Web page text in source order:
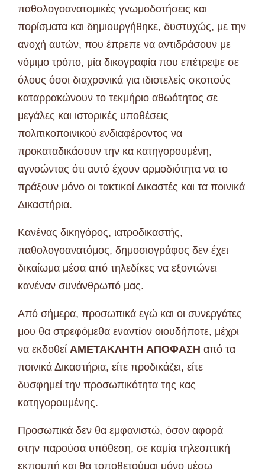
παθολογοανατομικές γνωμοδοτήσεις και
πορίσματα και δημιουργήθηκε, δυστυχώς, με την
ανοχή αυτών, που έπρεπε να αντιδράσουν με
νόμιμο τρόπο, μία δικογραφία που επέτρεψε σε
όλους όσοι διαχρονικά για ιδιοτελείς σκοπούς
καταρρακώνουν το τεκμήριο αθωότητος σε
μεγάλες και ιστορικές υποθέσεις
πολιτικοποινικού ενδιαφέροντος να
προκαταδικάσουν την κα κατηγορουμένη,
αγνοώντας ότι αυτό έχουν αρμοδιότητα να το
πράξουν μόνο οι τακτικοί Δικαστές και τα ποινικά
Δικαστήρια.
Κανένας δικηγόρος, ιατροδικαστής,
παθολογοανατόμος, δημοσιογράφος δεν έχει
δικαίωμα μέσα από τηλεδίκες να εξοντώνει
κανέναν συνάνθρωπό μας.
Από σήμερα, προσωπικά εγώ και οι συνεργάτες
μου θα στρεφόμεθα εναντίον οιουδήποτε, μέχρι
να εκδοθεί ΑΜΕΤΑΚΛΗΤΗ ΑΠΟΦΑΣΗ από τα
ποινικά Δικαστήρια, είτε προδικάζει, είτε
δυσφημεί την προσωπικότητα της κας
κατηγορουμένης.
Προσωπικά δεν θα εμφανιστώ, όσον αφορά
στην παρούσα υπόθεση, σε καμία τηλεοπτική
εκπομπή και θα τοποθετούμαι μόνο μέσω